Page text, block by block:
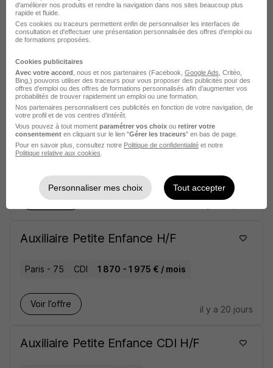
Paris - 75 CDD
1 868,55 - 2 000 € / mois
1 semaine
Voir l’offre
Agent de Service et Entretien- CDI
Temps Partiel H/F
Roissy-en-Brie - 77 CDI
Temps partiel
Voir l’offre
Auxiliaire Petite Enfance H/F
Paris - 75 CDI 1 870 - 1 975 € / mois
Voir l’offre
il y a 20 jours
Auxiliaire Petite Enfance CDI H/F
d'améliorer nos produits et rendre la navigation dans nos sites beaucoup plus
rapide et fluide.
Ces cookies ou traceurs permettent enfin de personnaliser les interfaces de
consultation et d'effectuer une présentation personnalisée des offres d'emploi ou
de formations proposées.
Cookies publicitaires
Avec votre accord , nous et nos partenaires (Facebook, Google Ads , Critéo,
Bing,) pouvons utiliser des traceurs pour vous proposer des publicités pour des
offres d’emploi ou des offres de formations personnalisés afin d’augmenter vos
probabilités de trouver rapidement un emploi ou une formation.
Nos partenaires personnalisent ces publicités en fonction de votre navigation, de
votre profil et de vos centres d’intérêt.
Vous pouvez à tout moment paramétrer vos choix ou retirer votre
consentement en cliquant sur le lien "Gérer les traceurs" en bas de page.
Pour en savoir plus, consultez notre Politique de confidentialité et notre
Politique relative aux cookies
Personnaliser mes choix Tout accepter